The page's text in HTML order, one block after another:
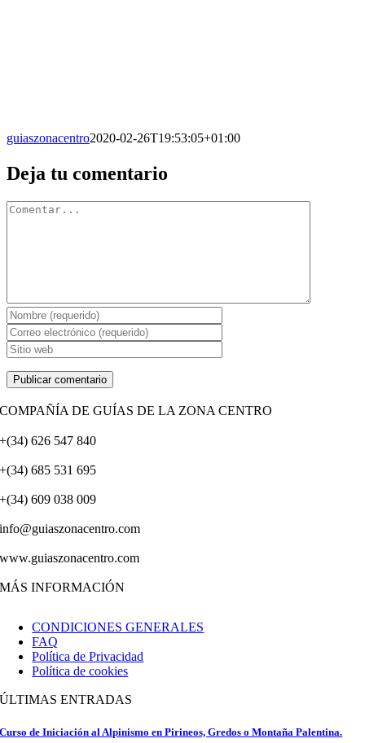
guiaszonacentro2020-02-26T19:53:05+01:00
Facebook
X
Reddit
LinkedIn
WhatsApp
Tumblr
Pinterest
Vk
Correo
electrónico
Deja tu comentario
Comentario
COMPAÑÍA DE GUÍAS DE LA ZONA CENTRO
+(34) 626 547 840
+(34) 685 531 695
+(34) 609 038 009
info@guiaszonacentro.com
www.guiaszonacentro.com
MÁS INFORMACIÓN
CONDICIONES GENERALES
FAQ
Política de Privacidad
Política de cookies
ÚLTIMAS ENTRADAS
Curso de Iniciación al Alpinismo en Pirineos, Gredos o Montaña Palentina.